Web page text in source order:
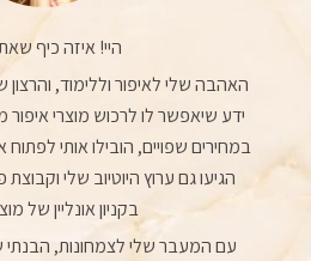
היי! איזה כיף
האהבה שלי לאיפור וללימוד,
ידע שיאפשר לו לרכוש מוצרי איפור
במחירים שפויים, הובילו אותי
הגיעו גם ערוץ היוטיוב שלי
בקניון אונליין של
עם המעבר שלי לצמחונות, הבנתי